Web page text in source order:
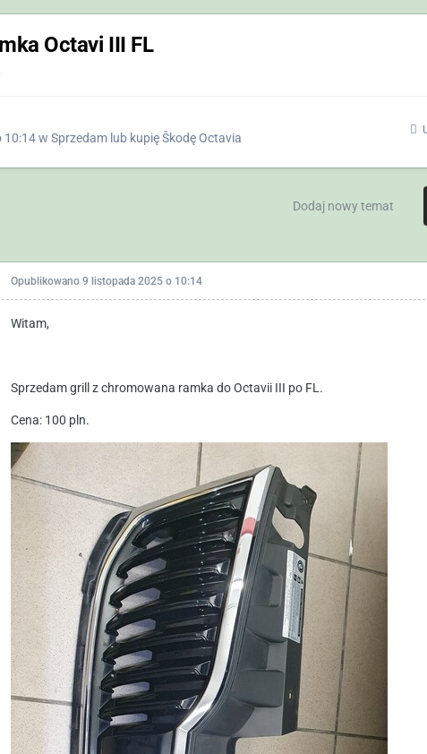
Octavi III FL
10:14w Sprzedam lub kupię Škodę Octavia
Dodaj nowy temat
Opublikowano 9 listopada 2025 o 10:14
Witam,
Sprzedam grill z chromowana ramka do Octavii III po FL.
Cena: 100 pln.